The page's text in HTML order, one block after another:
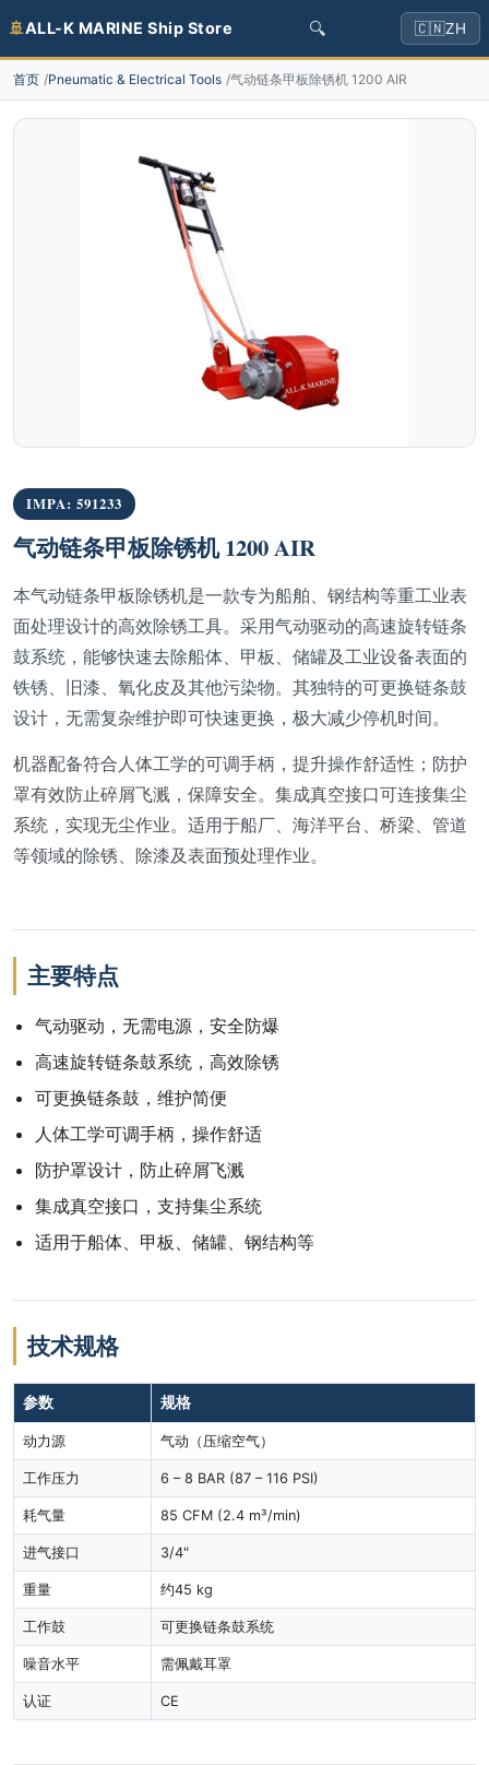
🚢ALL-K MARINE Ship Store 🔍 🇨🇳ZH
首页 Pneumatic & Electrical Tools 气动链条甲板除锈机 1200 AIR
IMPA: 591233
气动链条甲板除锈机 1200 AIR
本气动链条甲板除锈机是一款专为船舶、钢结构等重工业表
面处理设计的高效除锈工具。采用气动驱动的高速旋转链条
鼓系统，能够快速去除船体、甲板、储罐及工业设备表面的
铁锈、旧漆、氧化皮及其他污染物。其独特的可更换链条鼓
设计，无需复杂维护即可快速更换，极大减少停机时间。
机器配备符合人体工学的可调手柄，提升操作舒适性；防护
罩有效防止碎屑飞溅，保障安全。集成真空接口可连接集尘
系统，实现无尘作业。适用于船厂、海洋平台、桥梁、管道
等领域的除锈、除漆及表面预处理作业。
主要特点
气动驱动，无需电源，安全防爆
高速旋转链条鼓系统，高效除锈
可更换链条鼓，维护简便
人体工学可调手柄，操作舒适
防护罩设计，防止碎屑飞溅
集成真空接口，支持集尘系统
适用于船体、甲板、储罐、钢结构等
技术规格
参数 规格
动力源 气动（压缩空气）
工作压力 6 – 8 BAR (87 – 116 PSI)
耗气量 85 CFM (2.4 m³/min)
进气接口 3/4"
重量 约45 kg
工作鼓 可更换链条鼓系统
噪音水平 需佩戴耳罩
认证 CE